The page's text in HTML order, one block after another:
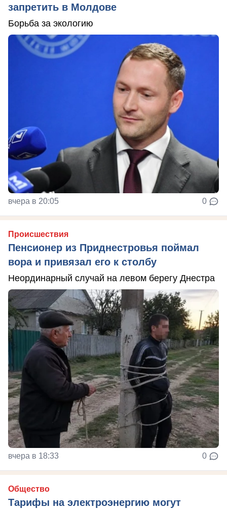
запретить в Молдове
Борьба за экологию
вчера в 20:05 0
Происшествия
Пенсионер из Приднестровья поймал
вора и привязал его к столбу
Неординарный случай на левом берегу Днестра
вчера в 18:33 0
Общество
Тарифы на электроэнергию могут